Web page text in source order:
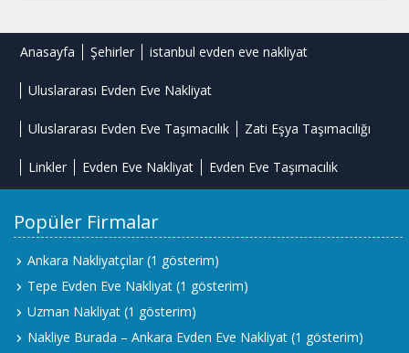
Anasayfa Şehirler istanbul evden eve nakliyat
Uluslararası Evden Eve Nakliyat
Uluslararası Evden Eve Taşımacılık Zati Eşya Taşımacılığı
Linkler Evden Eve Nakliyat Evden Eve Taşımacılık
Popüler Firmalar
Ankara Nakliyatçılar (1 gösterim)
Tepe Evden Eve Nakliyat (1 gösterim)
Uzman Nakliyat (1 gösterim)
Nakliye Burada – Ankara Evden Eve Nakliyat (1 gösterim)